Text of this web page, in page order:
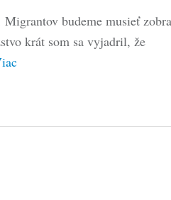
budeme musieť
krát som sa vyjadril, že